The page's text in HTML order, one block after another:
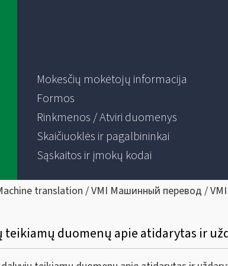
Mokesčių mokėtojų informacija
Formos
Rinkmenos / Atviri duomenys
Skaičiuoklės ir pagalbininkai
Sąskaitos ir įmokų kodai
translation / VMI Машинный перевод /